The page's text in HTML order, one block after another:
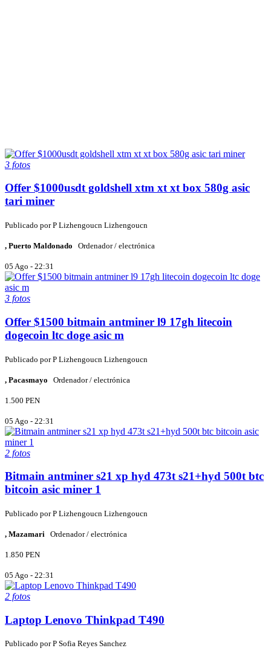
3 fotos
Offer $1000usdt goldshell xtm xt xt box 580g asic
tari miner
Publicado porP Lizhengoucn Lizhengoucn
, Puerto Maldonado Ordenador / electrónica
05 Ago - 22:31
3 fotos
Offer $1500 bitmain antminer l9 17gh litecoin
dogecoin ltc doge asic m
Publicado porP Lizhengoucn Lizhengoucn
, Pacasmayo Ordenador / electrónica
1.500 PEN
05 Ago - 22:31
2 fotos
Bitmain antminer s21 xp hyd 473t s21+hyd 500t btc
bitcoin asic miner 1
Publicado porP Lizhengoucn Lizhengoucn
, Mazamari Ordenador / electrónica
1.850 PEN
05 Ago - 22:31
2 fotos
Laptop Lenovo Thinkpad T490
Publicado porP Sofia Reyes Sanchez